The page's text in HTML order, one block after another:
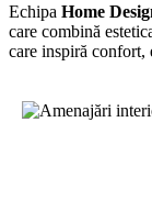
Echipa Home
care combină
care inspiră confort,